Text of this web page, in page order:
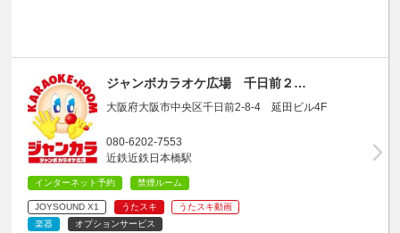
ジャンボカラオケ広場 千日前２…
大阪府大阪市中央区千日前2-8-4 延田ビル4F
080-6202-7553
近鉄近鉄日本橋駅
インターネット予約 禁煙ルーム
JOYSOUND X1 うたスキ
うたスキ動画
楽器
オプションサービス